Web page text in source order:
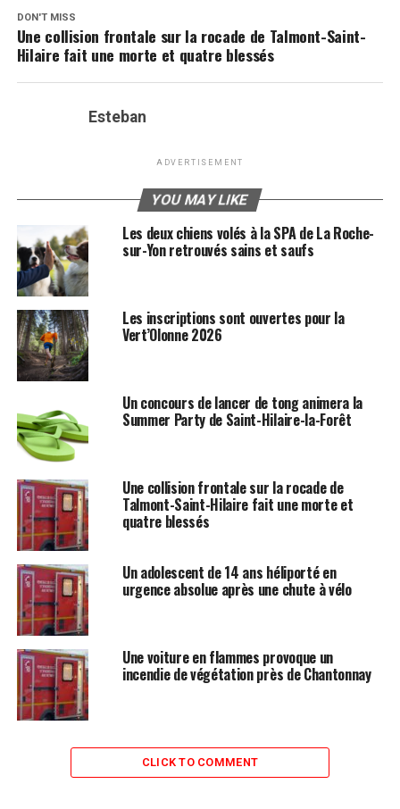
DON'T MISS
Une collision frontale sur la rocade de Talmont-Saint-
Hilaire fait une morte et quatre blessés
Esteban
ADVERTISEMENT
YOU MAY LIKE
Les deux chiens volés à la SPA de La Roche-
sur-Yon retrouvés sains et saufs
Les inscriptions sont ouvertes pour la
Vert’Olonne 2026
Un concours de lancer de tong animera la
Summer Party de Saint-Hilaire-la-Forêt
Une collision frontale sur la rocade de
Talmont-Saint-Hilaire fait une morte et
quatre blessés
Un adolescent de 14 ans héliporté en
urgence absolue après une chute à vélo
Une voiture en flammes provoque un
incendie de végétation près de Chantonnay
CLICK TO COMMENT